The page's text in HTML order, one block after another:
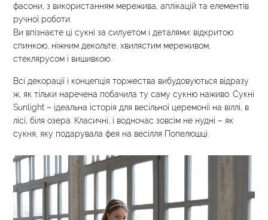
фасони, з використанням мережива, аплікацій та елементів
ручної роботи.
Ви впізнаєте ці сукні за силуетом і деталями: відкритою
спинкою, ніжним декольте, хвилястим мереживом,
стеклярусом і вишивкою.
Всі декорації і концепція торжества вибудовуються відразу
ж, як тільки наречена побачила ту саму сукню наживо. Сукні
Sunlight – ідеальна історія для весільної церемонії на віллі, в
лісі, біля озера. Класичні, і водночас зовсім не нудні – як
сукня, яку подарувала фея на весілля Попелюшці.